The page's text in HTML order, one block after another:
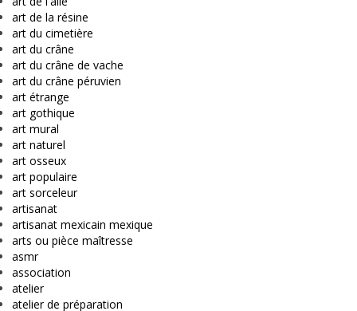
art de la résine
art du cimetière
art du crâne
art du crâne de vache
art du crâne péruvien
art étrange
art gothique
art mural
art naturel
art osseux
art populaire
art sorceleur
artisanat
artisanat mexicain mexique
arts ou pièce maîtresse
asmr
association
atelier
atelier de préparation